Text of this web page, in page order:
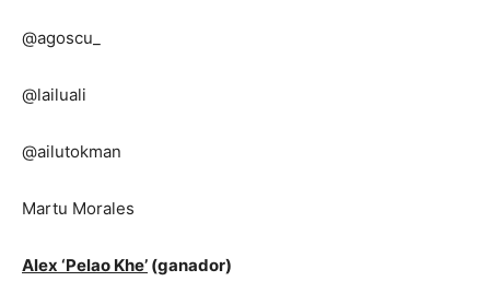
@agoscu_
@lailuali
@ailutokman
Martu Morales
Alex ‘Pelao Khe’ (ganador)